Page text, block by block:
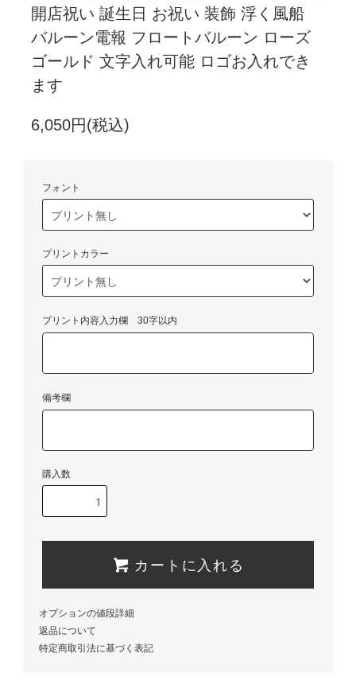
開店祝い 誕生日 お祝い 装飾 浮く風船
バルーン電報 フロートバルーン ローズ
ゴールド 文字入れ可能 ロゴお入れでき
ます
6,050円(税込)
フォント
プリントカラー
プリント内容入力欄 30字以内
備考欄
購入数
カートに入れる
オプションの値段詳細
返品について
特定商取引法に基づく表記